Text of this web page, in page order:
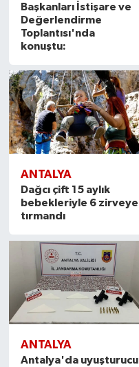
Başkanları İstişare ve
Değerlendirme
Toplantısı'nda
konuştu:
ANTALYA
Dağcı çift 15 aylık
bebekleriyle 6 zirveye
tırmandı
ANTALYA
Antalya'da uyuşturucu